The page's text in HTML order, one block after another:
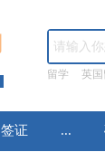
留学 英
签证 ...